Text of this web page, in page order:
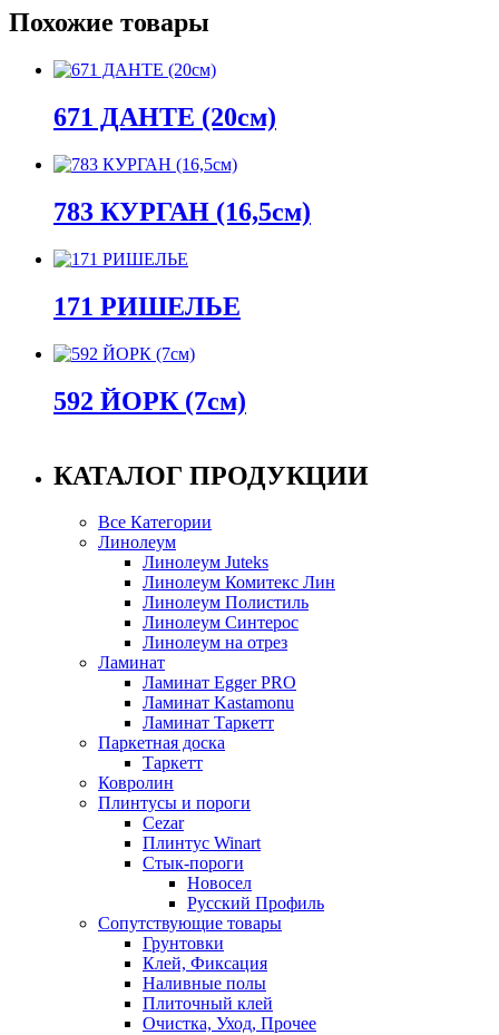
Похожие товары
671 ДАНТЕ (20см)
783 КУРГАН (16,5см)
171 РИШЕЛЬЕ
592 ЙОРК (7см)
КАТАЛОГ ПРОДУКЦИИ
Все Категории
Линолеум
Линолеум Juteks
Линолеум Комитекс Лин
Линолеум Полистиль
Линолеум Синтерос
Линолеум на отрез
Ламинат
Ламинат Egger PRO
Ламинат Kastamonu
Ламинат Таркетт
Паркетная доска
Таркетт
Ковролин
Плинтусы и пороги
Cezar
Плинтус Winart
Стык-пороги
Новосел
Русский Профиль
Сопутствующие товары
Грунтовки
Клей, Фиксация
Наливные полы
Плиточный клей
Очистка, Уход, Прочее